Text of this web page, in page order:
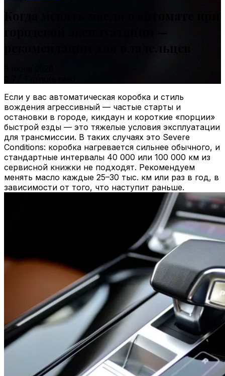
рекомендации для владельцев
Если у вас автоматическая коробка и стиль
вождения агрессивный — частые старты и
остановки в городе, кикдаун и короткие «порции»
быстрой езды — это тяжелые условия эксплуатации
для трансмиссии. В таких случаях это Severe
Conditions: коробка нагревается сильнее обычного, и
стандартные интервалы 40 000 или 100 000 км из
сервисной книжки не подходят. Рекомендуем
менять масло каждые 25–30 тыс. км или раз в год, в
зависимости от того, что наступит раньше.